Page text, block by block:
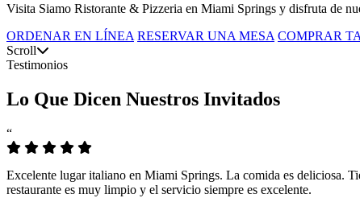
Visita Siamo Ristorante & Pizzeria en Miami Springs y disfruta de
ORDENAR EN LÍNEA RESERVAR UNA MESA COMPRAR
Scroll
Testimonios
Lo Que Dicen Nuestros Invitados
“
Excelente lugar italiano en Miami Springs. La comida es deliciosa.
restaurante es muy limpio y el servicio siempre es excelente.